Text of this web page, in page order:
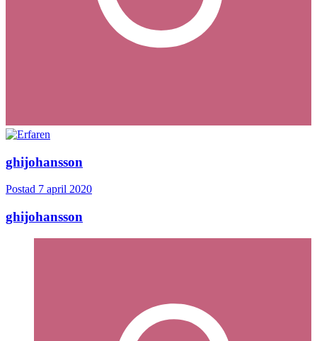
ghijohansson
Postad 7 april 2020
ghijohansson